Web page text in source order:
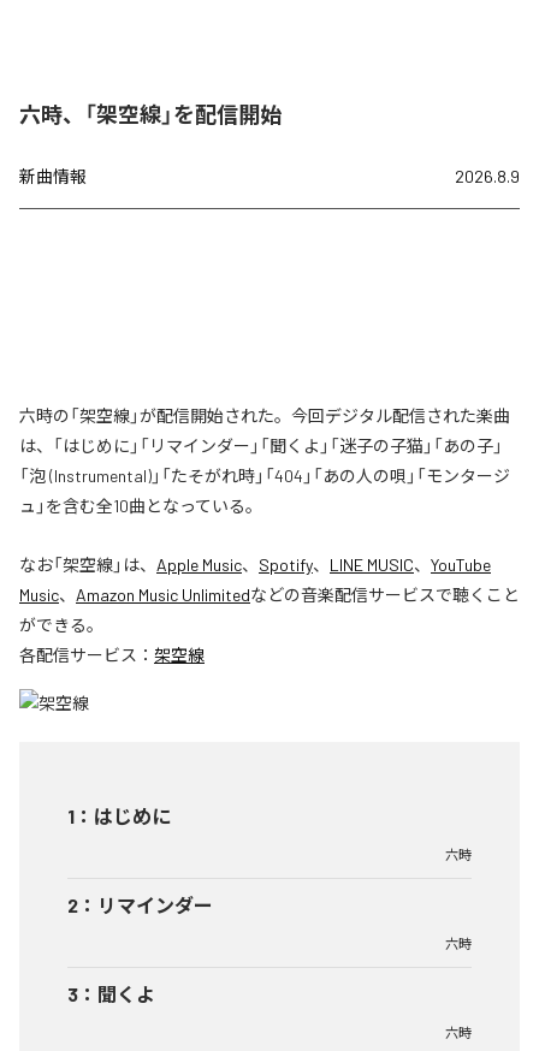
六時、「架空線」を配信開始
新曲情報 2026.8.9
六時の「架空線」が配信開始された。今回デジタル配信された楽曲
は、「はじめに」「リマインダー」「聞くよ」「迷子の子猫」「あの子」
「泡 (Instrumental)」「たそがれ時」「404」「あの人の唄」「モンタージ
ュ」を含む全10曲となっている。
なお「架空線」は、 Apple Music、 Spotify、 LINE MUSIC、 YouTube
Music、 Amazon Music Unlimitedなどの音楽配信サービスで聴くこと
ができる。
各配信サービス： 架空線
1 ： はじめに
六時
2 ： リマインダー
六時
3 ： 聞くよ
六時